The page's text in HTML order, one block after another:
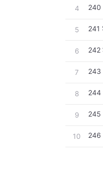
4 240
5 241
6 242
7 243
8 244
9 245
10 246